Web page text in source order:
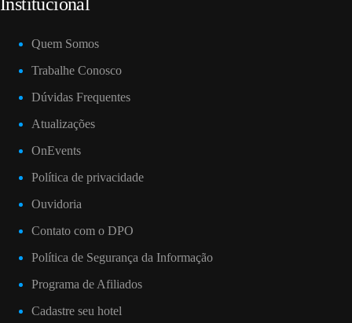
Institucional
Quem Somos
Trabalhe Conosco
Dúvidas Frequentes
Atualizações
OnEvents
Política de privacidade
Ouvidoria
Contato com o DPO
Política de Segurança da Informação
Programa de Afiliados
Cadastre seu hotel